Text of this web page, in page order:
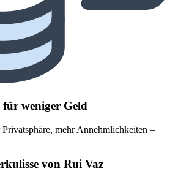
weniger Geld
mehr Annehmlichkeiten –
von Rui Vaz